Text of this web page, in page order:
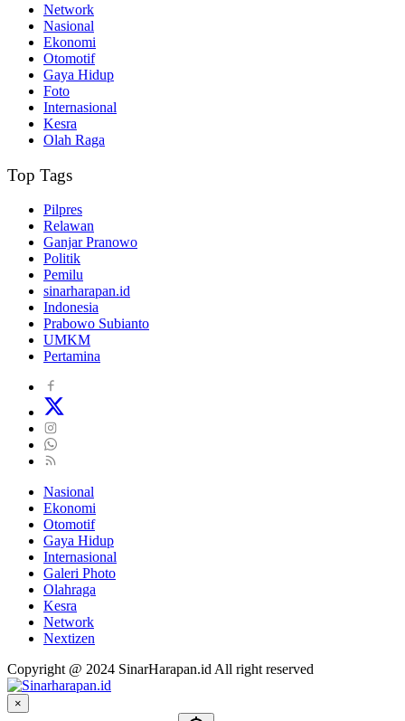
Network
Nasional
Ekonomi
Otomotif
Gaya Hidup
Foto
Internasional
Kesra
Olah Raga
Top Tags
Pilpres
Relawan
Ganjar Pranowo
Politik
Pemilu
sinarharapan.id
Indonesia
Prabowo Subianto
UMKM
Pertamina
Nasional
Ekonomi
Otomotif
Gaya Hidup
Internasional
Galeri Photo
Olahraga
Kesra
Network
Nextizen
Copyright @ 2024 SinarHarapan.id All right reserved
×